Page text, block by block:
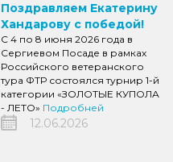
Поздравляем Екатерину
Хандарову с победой!
С 4 по 8 июня 2026 года в
Сергиевом Посаде в рамках
Российского ветеранского
тура ФТР состоялся турнир 1-й
категории «ЗОЛОТЫЕ КУПОЛА
- ЛЕТО» Подробней
12.06.2026